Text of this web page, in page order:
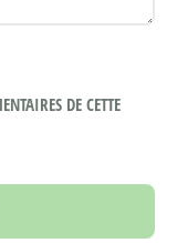
DE CETTE